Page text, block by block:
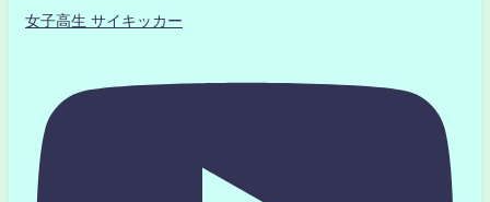
女子高生 サイキッカー